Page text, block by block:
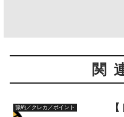
関
節約／クレカ／ポイント